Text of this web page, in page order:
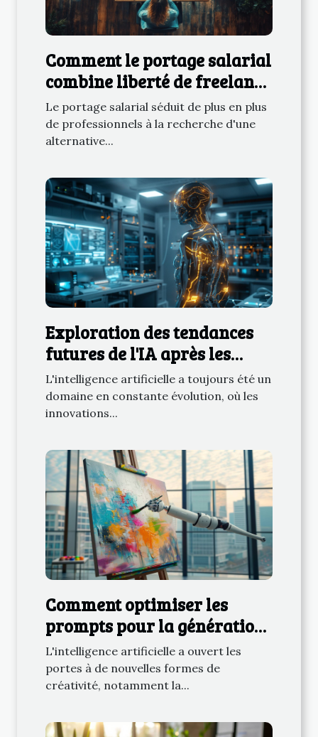
Comment le portage salarial
combine liberté de freelance
et sécurité du CDI
Le portage salarial séduit de plus en plus
de professionnels à la recherche d'une
alternative...
Exploration des tendances
futures de l'IA après les
modèles ChatGPT
L'intelligence artificielle a toujours été un
domaine en constante évolution, où les
innovations...
Comment optimiser les
prompts pour la génération
d'images par IA
L'intelligence artificielle a ouvert les
portes à de nouvelles formes de
créativité, notamment la...